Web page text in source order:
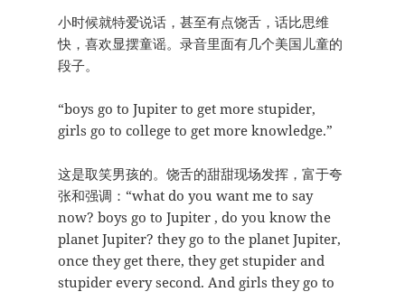
小时候就特爱说话，甚至有点饶舌，话比思维
快，喜欢显摆童谣。录音里面有几个美国儿童的
段子。
“boys go to Jupiter to get more stupider,
girls go to college to get more knowledge.”
这是取笑男孩的。饶舌的甜甜现场发挥，富于夸
张和强调：“what do you want me to say
now? boys go to Jupiter , do you know the
planet Jupiter? they go to the planet Jupiter,
once they get there, they get stupider and
stupider every second. And girls they go to